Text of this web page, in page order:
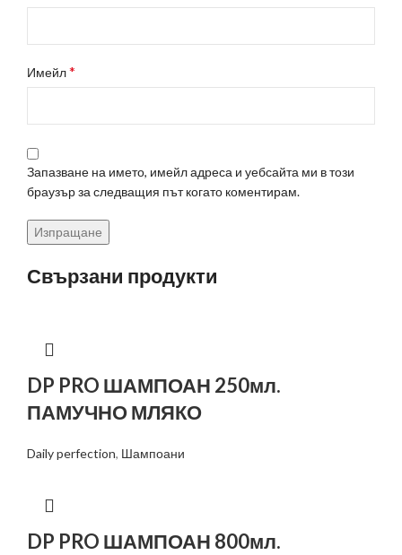
Имейл*
Запазване на името, имейл адреса и уебсайта ми в този
браузър за следващия път когато коментирам.
Свързани продукти
DP PRO ШАМПОАН 250мл.
ПАМУЧНО МЛЯКО
Daily perfection, Шампоани
DP PRO ШАМПОАН 800мл.